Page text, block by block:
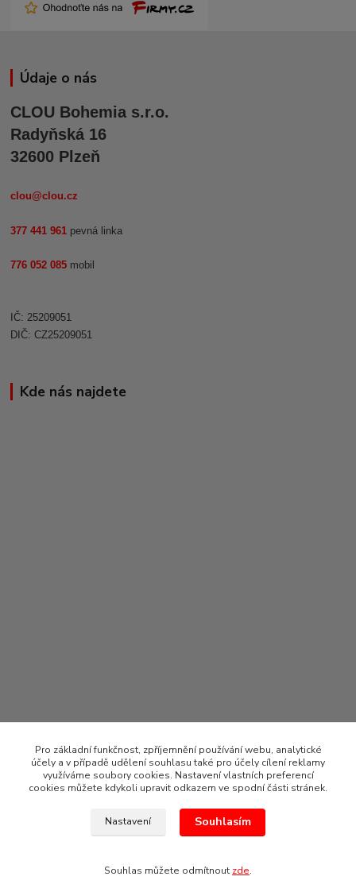
Údaje o nás
CLOU Bohemia s.r.o.
Radyňská 16
32600 Plzeň
clou@clou.cz
377 441 961 pevná linka
776 052 085 mobil
IČ: 25209051
DIČ: CZ25209051
Kde nás najdete
2021 CLOU Bohemia s.r.o.
Pro základní funkčnost, zpříjemnění používání webu, analytické
účely a v případě udělení souhlasu také pro účely cílení reklamy
využíváme soubory cookies. Nastavení vlastních preferencí
cookies můžete kdykoli upravit odkazem ve spodní části stránek.
Nastavení Souhlasím
Souhlas můžete odmítnout zde.